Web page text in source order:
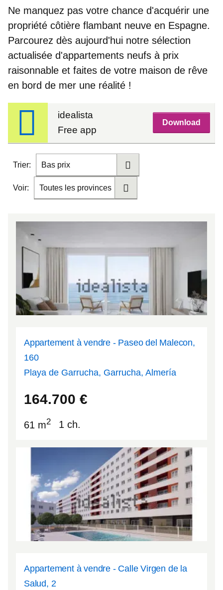
Ne manquez pas votre chance d'acquérir une
propriété côtière flambant neuve en Espagne.
Parcourez dès aujourd'hui notre sélection
actualisée d'appartements neufs à prix
raisonnable et faites de votre maison de rêve
en bord de mer une réalité !
idealista
Free app
Download
Trier: Bas prix
Voir: Toutes les provinces
Appartement à vendre - Paseo del Malecon,
160
Playa de Garrucha, Garrucha, Almería
164.700 €
61 m2 1 ch.
Appartement à vendre - Calle Virgen de la
Salud, 2